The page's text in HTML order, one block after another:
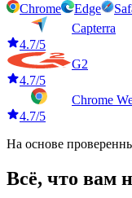
Chrome Edge
Capterra
4.7/5
G2
4.7/5
Chrome
4.7/5
На основе
Всё, что вам